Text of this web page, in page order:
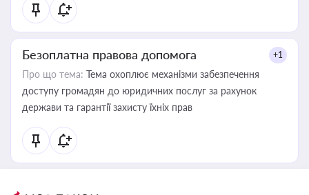
Безоплатна правова допомога +1
Про що тема: Тема охоплює механізми забезпечення
доступу громадян до юридичних послуг за рахунок
держави та гарантії захисту їхніх прав